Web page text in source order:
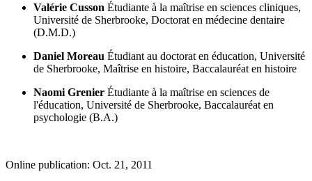
Valérie Cusson Étudiante à la maîtrise en sciences cliniques,
Université de Sherbrooke, Doctorat en médecine dentaire
(D.M.D.)
Daniel Moreau Étudiant au doctorat en éducation, Université
de Sherbrooke, Maîtrise en histoire, Baccalauréat en histoire
Naomi Grenier Étudiante à la maîtrise en sciences de
l'éducation, Université de Sherbrooke, Baccalauréat en
psychologie (B.A.)
Online publication: Oct. 21, 2011